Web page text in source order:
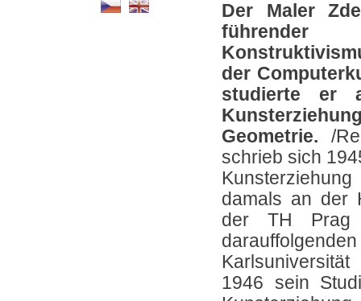
Der Maler
führender
der
studierte er
Geometrie.
/
schrieb sich
damals an der
der TH Prag
1946 sein